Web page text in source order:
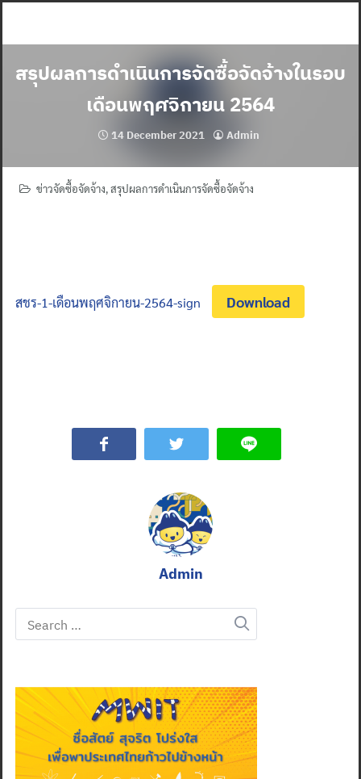
สรุปผลการดำเนินการจัดซื้อจัดจ้างในรอบ
เดือนพฤศจิกายน 2564
14 December 2021 Admin
ข่าวจัดซื้อจัดจ้าง,สรุปผลการดำเนินการจัดซื้อจัดจ้าง
สชร-1-เดือนพฤศจิกายน-2564-sign Download
Admin
Search
for: